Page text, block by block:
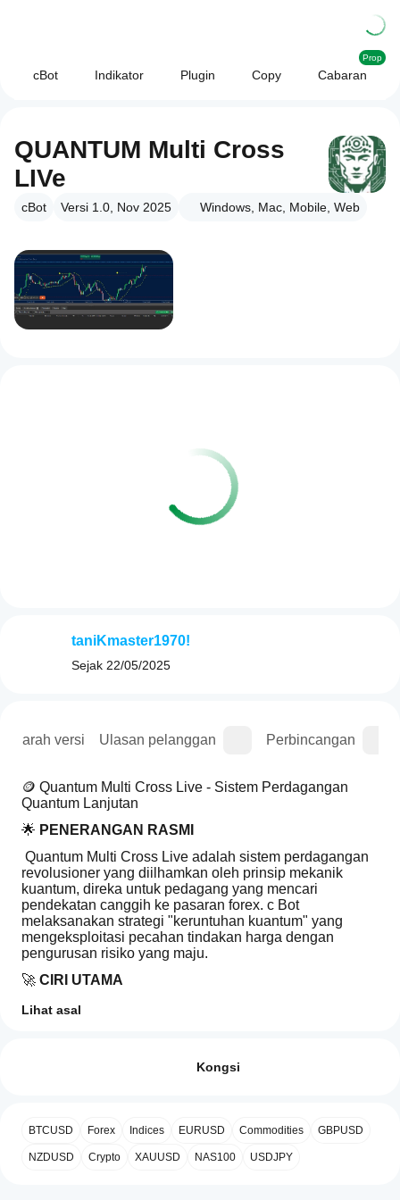
cBot Indikator Plugin Copy Cabaran
Prop
QUANTUM Multi Cross
LIVe
cBot Versi 1.0, Nov 2025 Windows, Mac, Mobile, Web
Sejarah versi Ulasan pelanggan Perbincangan
🪙 Quantum Multi Cross Live - Sistem Perdagangan
Quantum Lanjutan
🌟 PENERANGAN RASMI
Quantum Multi Cross Live adalah sistem perdagangan
revolusioner yang diilhamkan oleh prinsip mekanik
kuantum, direka untuk pedagang yang mencari
pendekatan canggih ke pasaran forex. c Bot
melaksanakan strategi "keruntuhan kuantum" yang
mengeksploitasi pecahan tindakan harga dengan
pengurusan risiko yang maju.
🚀 CIRI UTAMA
🎯 STRATEGI INOVATIF
: Apabila satu posisi
yang dikira dari harga semasa
🛡️ PENGURUSAN RISIKO LANJUTAN
Lihat asal
Ulasan pelanggan
pemasangan,
mulakan
tika
awan atau
cTrader
manakah
Kongsi
BTCUSD Forex Indices EURUSD Commodities GBPUSD
NZDUSD Crypto XAUUSD NAS100 USDJPY
taniKmaster1970!
Sejak 22/05/2025